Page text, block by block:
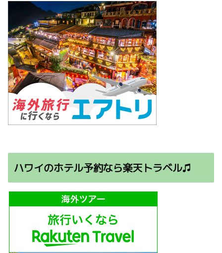
ハワイのホテル予約なら楽天トラベル♫